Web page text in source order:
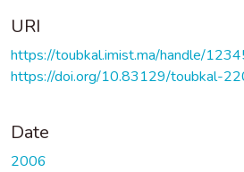
URI
https://toubkal.imist.ma/handle/
https://doi.org/10.83129/toubkal-
Date
2006